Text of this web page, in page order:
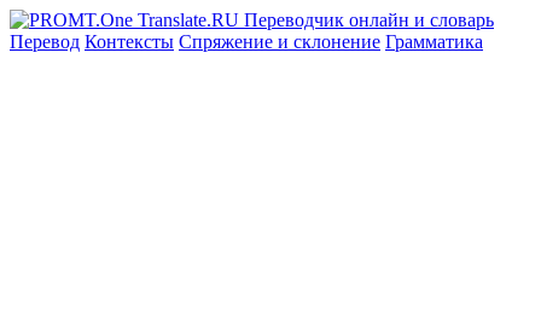
Перевод Контексты Спряжение и склонение Грамматика